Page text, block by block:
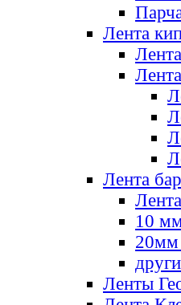
Лента
Лента
10
20мм
Ленты